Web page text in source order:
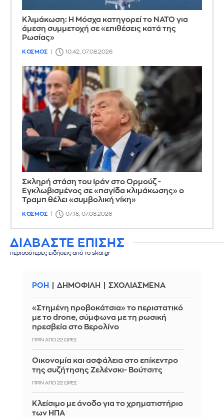
Κλιμάκωση: Η Μόσχα κατηγορεί το ΝΑΤΟ για
άμεση συμμετοχή σε «επιθέσεις κατά της
Ρωσίας»
ΚΟΣΜΟΣ 10:42, 07.08.2026
Σκληρή στάση του Ιράν στο Ορμούζ -
Εγκλωβισμένος σε «παγίδα κλιμάκωσης» ο
Τραμπ θέλει «συμβολική νίκη»
ΚΟΣΜΟΣ 07:18, 07.08.2026
ΔΙΑΒΑΣΤΕ ΕΠΙΣΗΣ
περισσότερες ειδήσεις από το skai.gr
ΡΟΗ ΔΗΜΟΦΙΛΗ ΣΧΟΛΙΑΣΜΕΝΑ
«Στημένη προβοκάτσια» το περιστατικό
με το drone, σύμφωνα με τη ρωσική
πρεσβεία στο Βερολίνο
ΠΡΙΝ ΑΠΌ 22 ΏΡΕΣ
Οικονομία και ασφάλεια στο επίκεντρο
της συζήτησης Ζελένσκι- Βούτσιτς
ΠΡΙΝ ΑΠΌ 22 ΏΡΕΣ
Κλείσιμο με άνοδο για το χρηματιστήριο
των ΗΠΑ